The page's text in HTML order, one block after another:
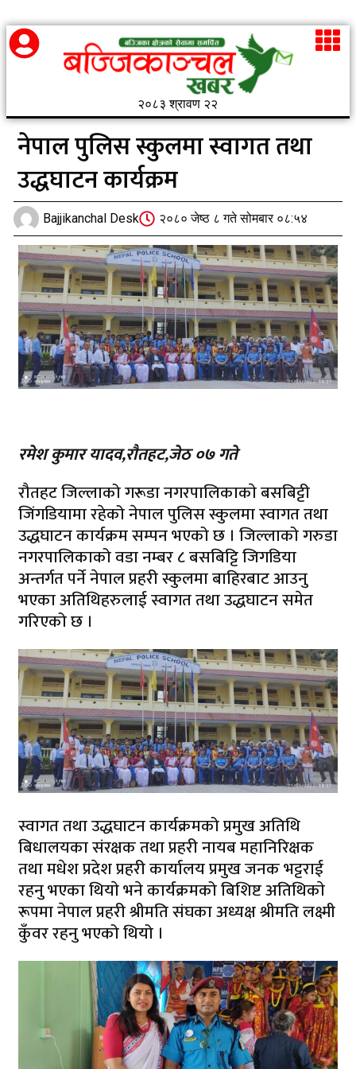
२०८३ श्रावण २२
नेपाल पुलिस स्कुलमा स्वागत तथा
उद्धघाटन कार्यक्रम
Bajjikanchal Desk २०८० जेष्ठ ८ गते सोमबार ०८:५४
रमेश कुमार यादव,राैतहट,जेठ ०७ गते
रौतहट जिल्लाको गरूडा नगरपालिकाकाे बसबिट्टी
जिंगडियामा रहेको नेपाल पुलिस स्कुलमा स्वागत तथा
उद्धघाटन कार्यक्रम सम्पन भएको छ । जिल्लाको गरुडा
नगरपालिकाको वडा नम्बर ८ बसबिट्टि जिगडिया
अन्तर्गत पर्ने नेपाल प्रहरी स्कुलमा बाहिरबाट आउनु
भएका अतिथिहरुलाई स्वागत तथा उद्धघाटन समेत
गरिएको छ ।
स्वागत तथा उद्धघाटन कार्यक्रमको प्रमुख अतिथि
बिधालयका संरक्षक तथा प्रहरी नायब महानिरिक्षक
तथा मधेश प्रदेश प्रहरी कार्यालय प्रमुख जनक भट्टराई
रहनु भएका थियाे भने कार्यक्रमको बिशिष्ट अतिथिकाे
रूपमा नेपाल प्रहरी श्रीमति संघका अध्यक्ष श्रीमति लक्ष्मी
कुँवर रहनु भएको थियो ।